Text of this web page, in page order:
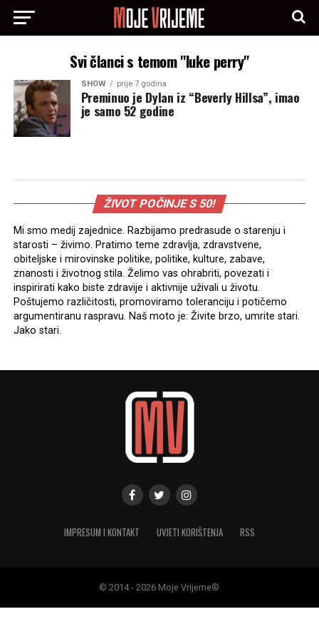
Svi članci s temom "luke perry"
SHOW prije 7 godina
Preminuo je Dylan iz “Beverly Hillsa”, imao
je samo 52 godine
ŽIVOT POČINJE S 50!
Mi smo medij zajednice. Razbijamo predrasude o starenju i
starosti – živimo. Pratimo teme zdravlja, zdravstvene,
obiteljske i mirovinske politike, politike, kulture, zabave,
znanosti i životnog stila. Želimo vas ohrabriti, povezati i
inspirirati kako biste zdravije i aktivnije uživali u životu.
Poštujemo različitosti, promoviramo toleranciju i potičemo
argumentiranu raspravu. Naš moto je: Živite brzo, umrite stari.
Jako stari.
IMPRESUM I KONTAKT UVJETI KORIŠTENJA RSS
© 2014 - 2026 Moje Vrijeme®